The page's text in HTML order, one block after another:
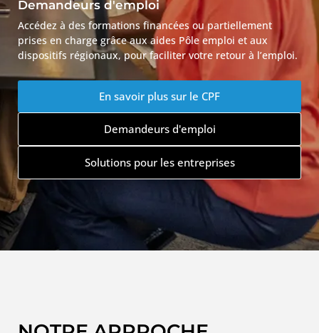
Demandeurs d'emploi
Accédez à des formations financées ou partiellement
prises en charge grâce aux aides Pôle emploi et aux
dispositifs régionaux, pour faciliter votre retour à l’emploi.
En savoir plus sur le CPF
Demandeurs d'emploi
Solutions pour les entreprises